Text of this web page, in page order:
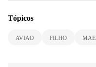
Tópicos
AVIAO FILHO MAE